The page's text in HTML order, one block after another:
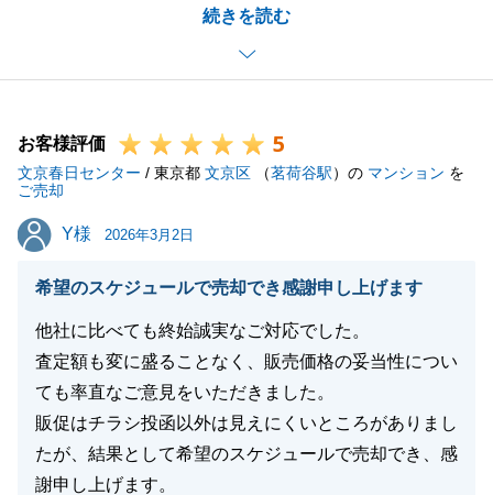
続きを読む
もお取引を通じて沢山ご協力いただきましてありがと
今後ともお近くにおりますので、何か不動産やそれに
ください。
この度は誠にありがとうございました。
お客様評価 5
文京春日センター / 東京都 文京区 （茗荷谷駅）の マンション を
ご売却
Y様
Y様 2026年3月2日
希望のスケジュールで売却でき感謝申し上げます
他社に比べても終始誠実なご対応でした。
査定額も変に盛ることなく、販売価格の妥当性につい
ても率直なご意見をいただきました。
販促はチラシ投函以外は見えにくいところがありまし
たが、結果として希望のスケジュールで売却でき、感
謝申し上げます。